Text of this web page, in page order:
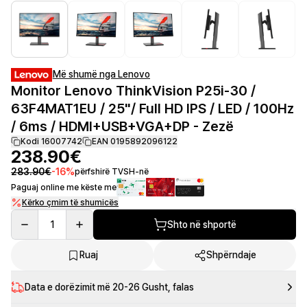
Më shumë nga Lenovo
Monitor Lenovo ThinkVision P25i-30 /
63F4MAT1EU / 25"/ Full HD IPS / LED / 100Hz
/ 6ms / HDMI+USB+VGA+DP - Zezë
Kodi 16007742 EAN 0195892096122
238.90€
283.90€-16%përfshirë TVSH-në
Paguaj online me këste me
Kërko çmim të shumicës
1 Shto në shportë
Ruaj Shpërndaje
Data e dorëzimit më 20-26 Gusht , falas